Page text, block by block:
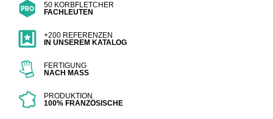
50 KORBFLETCHER
FACHLEUTEN
+200 REFERENZEN
IN UNSEREM KATALOG
FERTIGUNG
NACH MASS
PRODUKTION
100% FRANZÖSISCHE